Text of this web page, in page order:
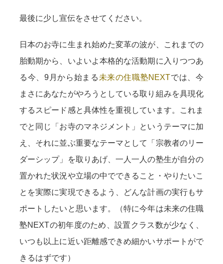
最後に少し宣伝をさせてください。
日本のお寺に生まれ始めた変革の波が、これまでの
胎動期から、いよいよ本格的な活動期に入りつつあ
る今、9月から始まる 未来の住職塾NEXTでは、今
まさにあなたがやろうとしている取り組みを具現化
するスピード感と具体性を重視しています。これま
でと同じ「お寺のマネジメント」というテーマに加
え、それに並ぶ重要なテーマとして「宗教者のリー
ダーシップ」を取りあげ、一人一人の塾生が自分の
置かれた状況や立場の中でできること・やりたいこ
とを実際に実現できるよう、どんな計画の実行もサ
ポートしたいと思います。（特に今年は未来の住職
塾NEXTの初年度のため、設置クラス数が少なく、
いつも以上に近い距離感できめ細かいサポートがで
きるはずです）